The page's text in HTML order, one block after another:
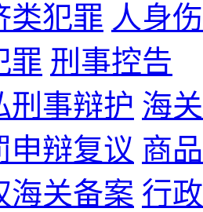
类犯罪 人身
罪 刑事控告
刑事辩护 海
申辩复议 商
海关备案 行